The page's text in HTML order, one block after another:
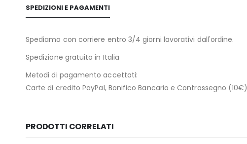
SPEDIZIONI E PAGAMENTI
Spediamo con corriere entro 3/4 giorni lavorativi dall'ordine.
Spedizione gratuita in Italia
Metodi di pagamento accettati:
Carte di credito PayPal, Bonifico Bancario e Contrassegno (10€)
PRODOTTI CORRELATI